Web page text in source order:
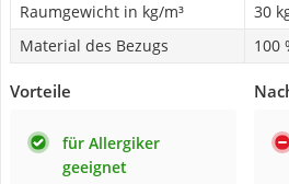
Raumgewicht in kg/m³
30
Material des Bezugs
100
Vorteile
für Allergiker
geeignet